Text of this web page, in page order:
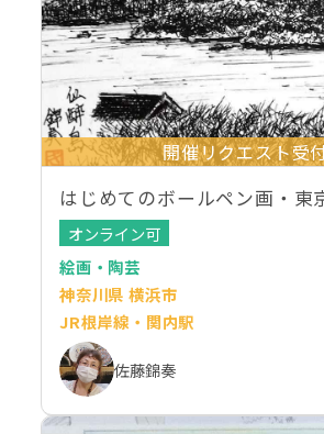
開催リクエスト受
はじめてのボールペン画・東
オンライン可
絵画・陶芸
神奈川県 横浜市
JR根岸線・関内駅
佐藤錦奏